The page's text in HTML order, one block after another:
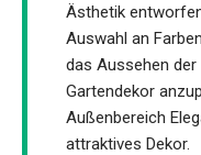
Ästhetik
Auswahl an
das Aussehen
Gartendekor
Außenbereich
attraktives Dekor.